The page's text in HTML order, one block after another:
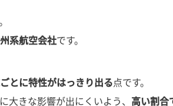
系航空会社です。
とに特性がはっきり出る点です。
きな影響が出にくいよう、 高い割合